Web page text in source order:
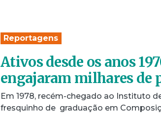
Reportagens
Ativos desde os anos
engajaram milhares de
Em 1978, recém-chegado ao Instituto
fresquinho de graduação em